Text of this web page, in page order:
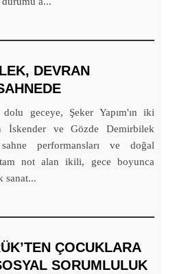
DEVRAN
geceye, Şeker Yapım'ın iki
İskender ve Gözde Demirbilek
performansları ve doğal
not alan ikili, gece boyunca
sanat...
ÇOCUKLARA
SORUMLULUK